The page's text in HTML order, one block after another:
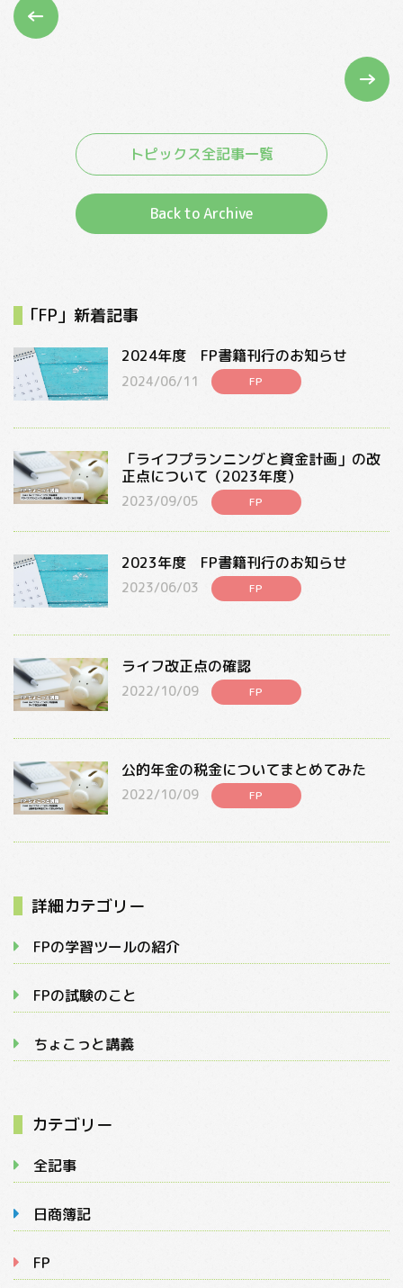
←
→
トピックス全記事一覧
Back to Archive
「FP」新着記事
2024年度 FP書籍刊行のお知らせ
2024/06/11 FP
「ライフプランニングと資金計画」の改
正点について（2023年度）
2023/09/05 FP
2023年度 FP書籍刊行のお知らせ
2023/06/03 FP
ライフ改正点の確認
2022/10/09 FP
公的年金の税金についてまとめてみた
2022/10/09 FP
詳細カテゴリー
FPの学習ツールの紹介
FPの試験のこと
ちょこっと講義
カテゴリー
全記事
日商簿記
FP